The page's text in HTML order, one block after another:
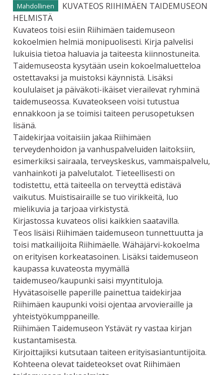
Mahdollinen
KUVATEOS RIIHIMÄEN TAIDEMUSEON
HELMISTÄ
Kuvateos toisi esiin Riihimäen taidemuseon
kokoelmien helmiä monipuolisesti. Kirja palvelisi
lukuisia tietoa haluavia ja taiteesta kiinnostuneita.
Taidemuseosta kysytään usein kokoelmaluetteloa
ostettavaksi ja muistoksi käynnistä. Lisäksi
koululaiset ja päiväkoti-ikäiset vierailevat ryhminä
taidemuseossa. Kuvateokseen voisi tutustua
ennakkoon ja se toimisi taiteen perusopetuksen
lisänä.
Taidekirjaa voitaisiin jakaa Riihimäen
terveydenhoidon ja vanhuspalveluiden laitoksiin,
esimerkiksi sairaala, terveyskeskus, vammaispalvelu,
vanhainkoti ja palvelutalot. Tieteellisesti on
todistettu, että taiteella on terveyttä edistävä
vaikutus. Muistisairaille se tuo virikkeitä, luo
mielikuvia ja tarjoaa virkistystä.
Kirjastossa kuvateos olisi kaikkien saatavilla.
Teos lisäisi Riihimäen taidemuseon tunnettuutta ja
toisi matkailijoita Riihimäelle. Wähäjärvi-kokoelma
on erityisen korkeatasoinen. Lisäksi taidemuseon
kaupassa kuvateosta myymällä
taidemuseo/kaupunki saisi myyntituloja.
Hyvätasoiselle paperille painettua taidekirjaa
Riihimäen kaupunki voisi ojentaa arvovieraille ja
yhteistyökumppaneille.
Riihimäen Taidemuseon Ystävät ry vastaa kirjan
kustantamisesta.
Kirjoittajiksi kutsutaan taiteen erityisasiantuntijoita.
Kohteena olevat taideteokset ovat Riihimäen